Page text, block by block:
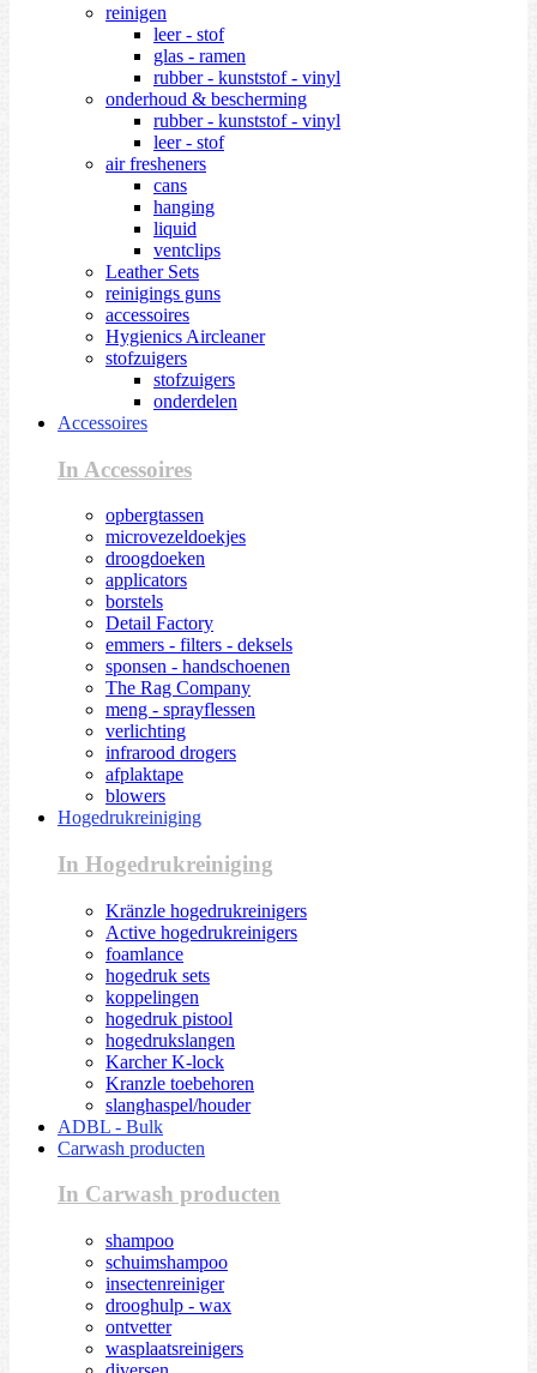
reinigen
leer - stof
glas - ramen
rubber - kunststof - vinyl
onderhoud & bescherming
rubber - kunststof - vinyl
leer - stof
air fresheners
cans
hanging
liquid
ventclips
Leather Sets
reinigings guns
accessoires
Hygienics Aircleaner
stofzuigers
stofzuigers
onderdelen
Accessoires
In Accessoires
opbergtassen
microvezeldoekjes
droogdoeken
applicators
borstels
Detail Factory
emmers - filters - deksels
sponsen - handschoenen
The Rag Company
meng - sprayflessen
verlichting
infrarood drogers
afplaktape
blowers
Hogedrukreiniging
In Hogedrukreiniging
Kränzle hogedrukreinigers
Active hogedrukreinigers
foamlance
hogedruk sets
koppelingen
hogedruk pistool
hogedrukslangen
Karcher K-lock
Kranzle toebehoren
slanghaspel/houder
ADBL - Bulk
Carwash producten
In Carwash producten
shampoo
schuimshampoo
insectenreiniger
drooghulp - wax
ontvetter
wasplaatsreinigers